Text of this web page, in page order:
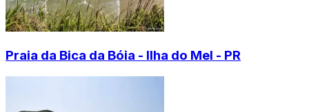
Praia da Bica da Bóia - Ilha do Mel - PR